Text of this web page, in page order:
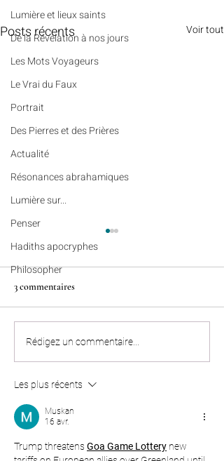
Lumière et lieux saints
De la Révélation à nos jours
Les Mots Voyageurs
Le Vrai du Faux
Portrait
Des Pierres et des Prières
Actualité
Résonances abrahamiques
Lumière sur...
Penser
Hadiths apocryphes
Philosopher
Posts récents Voir tout
Colonies de vacances en
Algérie : nos enfants sont tous
Marseille et Lille
3 commentaires
Rédigez un commentaire...
Les plus récents
Muskan
16 avr.
Trump threatens Goa Game Lottery new